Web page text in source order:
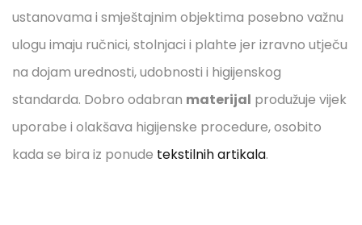
ustanovama i smještajnim objektima posebno važnu
ulogu imaju ručnici, stolnjaci i plahte jer izravno utječu
na dojam urednosti, udobnosti i higijenskog
standarda. Dobro odabran materijal produžuje vijek
uporabe i olakšava higijenske procedure, osobito
kada se bira iz ponude tekstilnih artikala.